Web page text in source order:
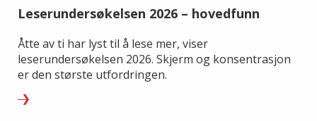
Leserundersøkelsen 2026 – hovedfunn
Åtte av ti har lyst til å lese mer, viser
leserundersøkelsen 2026. Skjerm og konsentrasjon
er den største utfordringen.